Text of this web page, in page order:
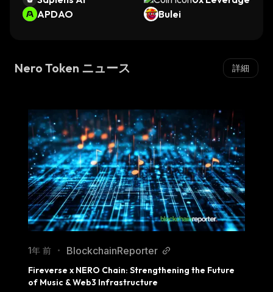
APDAO
Bulei
Nero Token ニュース 詳細
1年 前 • BlockchainReporter
Fireverse x NERO Chain: Strengthening the Future
of Music & Web3 Infrastructure